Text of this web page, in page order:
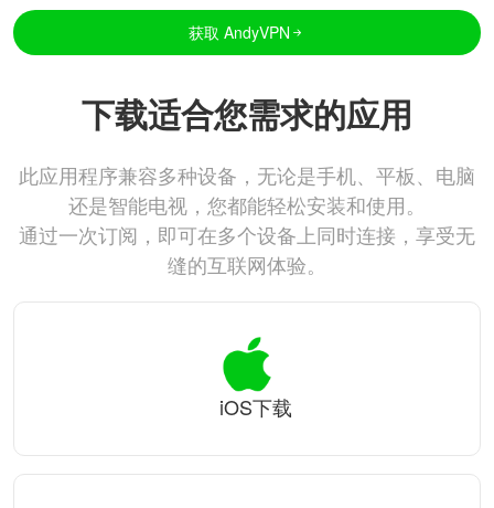
获取 AndyVPN
下载适合您需求的应用
此应用程序兼容多种设备，无论是手机、平板、电脑
还是智能电视，您都能轻松安装和使用。
通过一次订阅，即可在多个设备上同时连接，享受无
缝的互联网体验。
iOS下载